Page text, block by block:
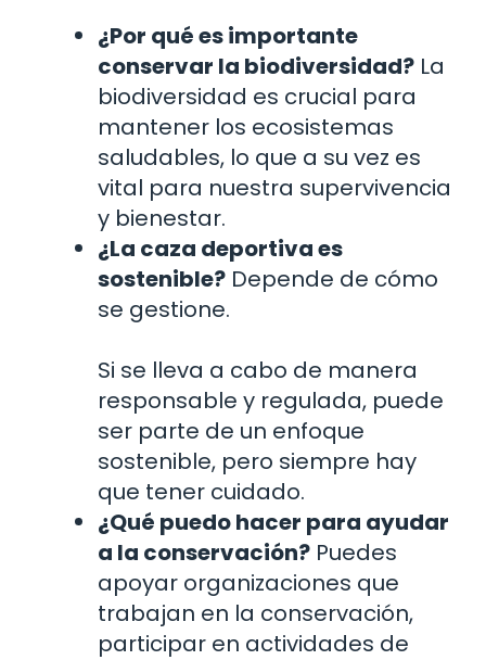
¿Por qué es importante
conservar la biodiversidad? La
biodiversidad es crucial para
mantener los ecosistemas
saludables, lo que a su vez es
vital para nuestra supervivencia
y bienestar.
¿La caza deportiva es
sostenible? Depende de cómo
se gestione.
Si se lleva a cabo de manera
responsable y regulada, puede
ser parte de un enfoque
sostenible, pero siempre hay
que tener cuidado.
¿Qué puedo hacer para ayudar
a la conservación? Puedes
apoyar organizaciones que
trabajan en la conservación,
participar en actividades de